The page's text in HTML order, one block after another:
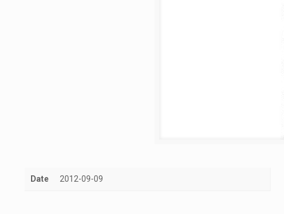
Date 2012-09-09